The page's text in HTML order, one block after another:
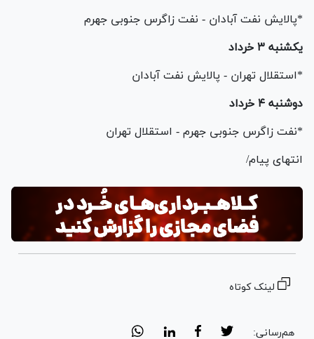
*پالایش نفت آبادان - نفت زاگرس جنوبی جهرم
یکشنبه ۳ خرداد
*استقلال تهران - پالایش نفت آبادان
دوشنبه ۴ خرداد
*نفت زاگرس جنوبی جهرم - استقلال تهران
انتهای پیام/
لینک کوتاه
هم‌رسانی: